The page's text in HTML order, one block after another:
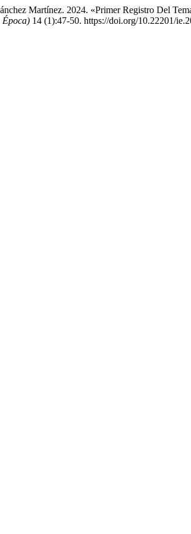
Martínez. 2024. «Primer Registro Del
Época) 14 (1):47-50. https://doi.org/10.22201/